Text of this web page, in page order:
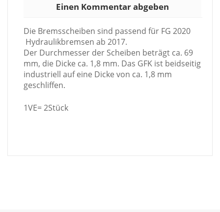
Einen Kommentar abgeben
Die Bremsscheiben sind passend für FG 2020
Hydraulikbremsen ab 2017.
Der Durchmesser der Scheiben beträgt ca. 69
mm, die Dicke ca. 1,8 mm. Das GFK ist beidseitig
industriell auf eine Dicke von ca. 1,8 mm
geschliffen.
1VE= 2Stück